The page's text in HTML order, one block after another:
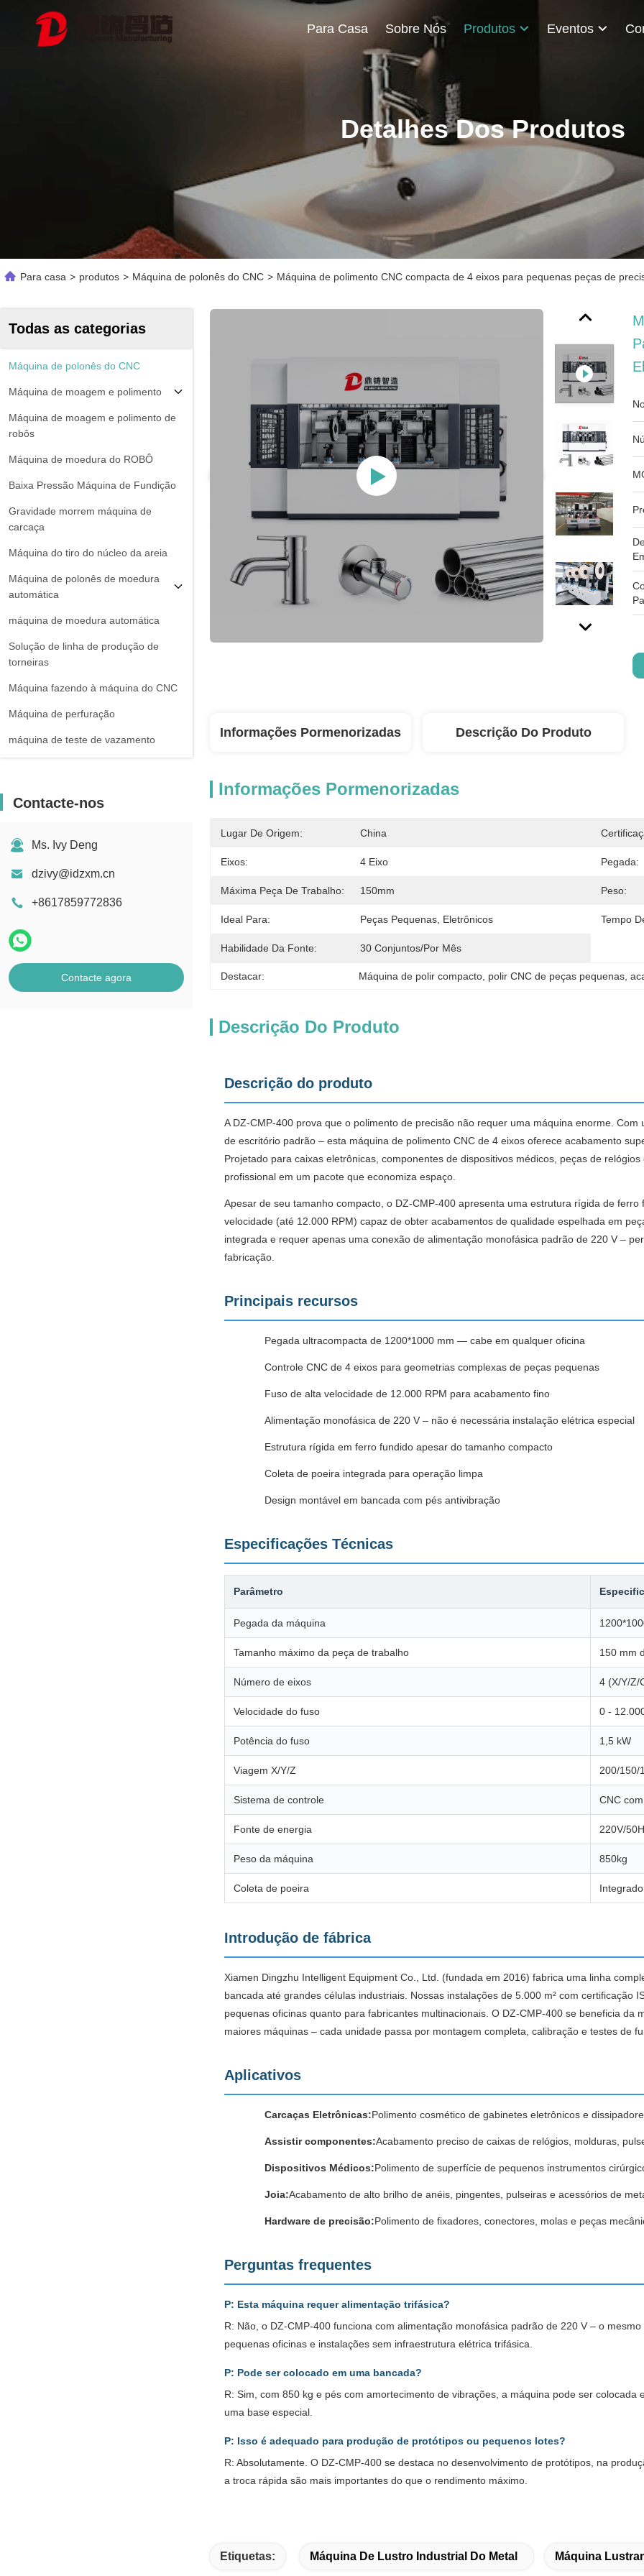
Para Casa Sobre Nós Produtos Eventos
Detalhes Dos Produtos
Para casa > produtos > Máquina de polonês do CNC > Máquina de polimento CNC compacta de 4 eixos para pequenas peças de
Todas as categorias
Máquina de polonês do CNC
Máquina de moagem e polimento
Máquina de moagem e polimento de
robôs
Máquina de moedura do ROBÔ
Baixa Pressão Máquina de Fundição
Gravidade morrem máquina de
carcaça
Máquina do tiro do núcleo da areia
Máquina de polonês de moedura
automática
máquina de moedura automática
Solução de linha de produção de
torneiras
Máquina fazendo à máquina do CNC
Máquina de perfuração
máquina de teste de vazamento
Contacte-nos
Ms. Ivy Deng
dzivy@idzxm.cn
+8617859772836
Contacte agora
Informações Pormenorizadas Descrição Do Produto
Informações Pormenorizadas
Lugar De Origem: China
Eixos: 4 Eixo Pegada:
Máxima Peça De Trabalho: 150mm Peso:
Ideal Para: Peças Pequenas, Eletrônicos Tempo
Habilidade Da Fonte: 30 Conjuntos/por Mês
Destacar: Máquina de polir compacto polir CNC de peças pequenas ,
Descrição Do Produto
Descrição do produto
A DZ-CMP-400 prova que o polimento de precisão não requer uma máquina enorme.
de escritório padrão – esta máquina de polimento CNC de 4 eixos oferece acabamento
Projetado para caixas eletrônicas, componentes de dispositivos médicos, peças de
profissional em um pacote que economiza espaço.
Apesar de seu tamanho compacto, o DZ-CMP-400 apresenta uma estrutura rígida de
velocidade (até 12.000 RPM) capaz de obter acabamentos de qualidade espelhada em
integrada e requer apenas uma conexão de alimentação monofásica padrão de 220 V –
fabricação.
Principais recursos
Pegada ultracompacta de 1200*1000 mm — cabe em qualquer oficina
Controle CNC de 4 eixos para geometrias complexas de peças pequenas
Fuso de alta velocidade de 12.000 RPM para acabamento fino
Alimentação monofásica de 220 V – não é necessária instalação elétrica especial
Estrutura rígida em ferro fundido apesar do tamanho compacto
Coleta de poeira integrada para operação limpa
Design montável em bancada com pés antivibração
Especificações Técnicas
Parâmetro
Pegada da máquina
Tamanho máximo da peça de trabalho 150 mm
Número de eixos 4 (X/Y/Z/
Velocidade do fuso 0 -
Potência do fuso 1,5 kW
Viagem X/Y/Z 200/150/
Sistema de controle CNC
Fonte de energia 220V/
Peso da máquina 850kg
Coleta de poeira
Introdução de fábrica
Xiamen Dingzhu Intelligent Equipment Co., Ltd. (fundada em 2016) fabrica uma linha
bancada até grandes células industriais. Nossas instalações de 5.000 m² com
pequenas oficinas quanto para fabricantes multinacionais. O DZ-CMP-400 se beneficia
maiores máquinas – cada unidade passa por montagem completa, calibração e testes de
Aplicativos
Carcaças Eletrônicas:Polimento cosmético de gabinetes eletrônicos e
Assistir componentes:Acabamento preciso de caixas de relógios, molduras,
Dispositivos Médicos:Polimento de superfície de pequenos instrumentos
Joia:Acabamento de alto brilho de anéis, pingentes, pulseiras e acessórios de
Hardware de precisão:Polimento de fixadores, conectores, molas e peças
Perguntas frequentes
P: Esta máquina requer alimentação trifásica?
R: Não, o DZ-CMP-400 funciona com alimentação monofásica padrão de 220 V – o
pequenas oficinas e instalações sem infraestrutura elétrica trifásica.
P: Pode ser colocado em uma bancada?
R: Sim, com 850 kg e pés com amortecimento de vibrações, a máquina pode ser
uma base especial.
P: Isso é adequado para produção de protótipos ou pequenos lotes?
R: Absolutamente. O DZ-CMP-400 se destaca no desenvolvimento de protótipos, na
a troca rápida são mais importantes do que o rendimento máximo.
Etiquetas: Máquina De Lustro Industrial Do Metal Máquina